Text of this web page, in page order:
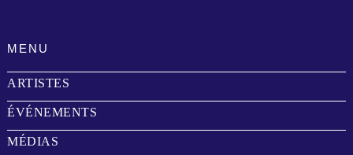
MENU
ARTISTES
ÉVÉNEMENTS
MÉDIAS